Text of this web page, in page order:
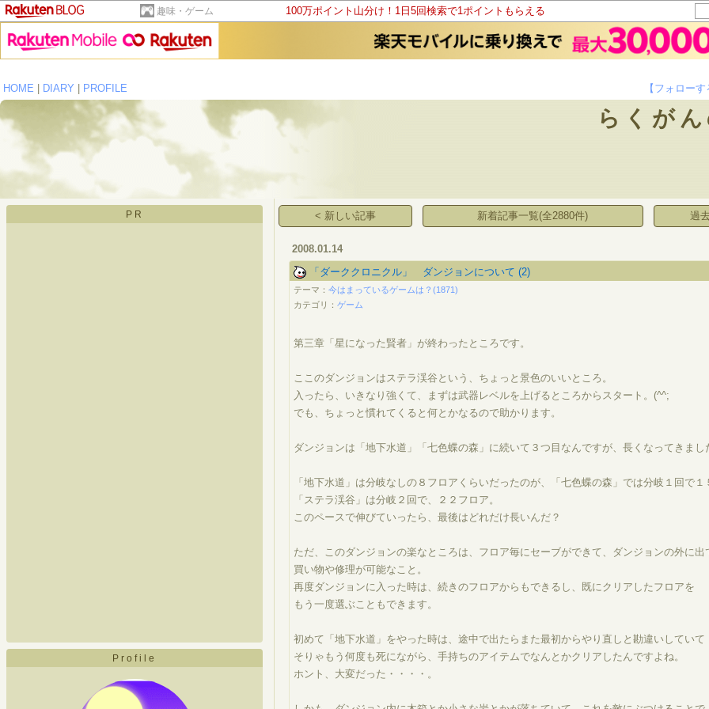
趣味・ゲーム 100万ポイント山分け！1日5回検索で1ポイントもらえる
HOME
DIARY PROFILE 【フォローす
らくがん
PR
Profile
< 新しい記事 新着記事一覧(全2880件) 過
2008.01.14
「ダーククロニクル」 ダンジョンについて (2)
テーマ：今はまっているゲームは？(1871)
カテゴリ：ゲーム
第三章「星になった賢者」が終わったところです。
ここのダンジョンはステラ渓谷という、ちょっと景色のいいところ。
入ったら、いきなり強くて、まずは武器レベルを上げるところからスタート。(^^;
でも、ちょっと慣れてくると何とかなるので助かります。
ダンジョンは「地下水道」「七色蝶の森」に続いて３つ目なんですが、長くなってきまし
「地下水道」は分岐なしの８フロアくらいだったのが、「七色蝶の森」では分岐１回で１
「ステラ渓谷」は分岐２回で、２２フロア。
このペースで伸びていったら、最後はどれだけ長いんだ？
ただ、このダンジョンの楽なところは、フロア毎にセーブができて、ダンジョンの外に出
買い物や修理が可能なこと。
再度ダンジョンに入った時は、続きのフロアからもできるし、既にクリアしたフロアを
もう一度選ぶこともできます。
初めて「地下水道」をやった時は、途中で出たらまた最初からやり直しと勘違いしていて
そりゃもう何度も死にながら、手持ちのアイテムでなんとかクリアしたんですよね。
ホント、大変だった・・・・。